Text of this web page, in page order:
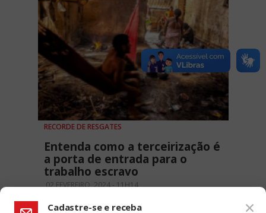
RECORDE DE RESGATES
Entenda como a terceirização é
a porta de entrada para o
trabalho escravo
02 FEVEREIRO, 2024 - 11H14
Cadastre-se e receba